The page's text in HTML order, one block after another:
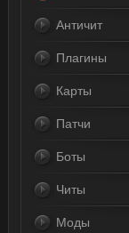
Античит
Плагины
Карты
Патчи
Боты
Читы
Моды